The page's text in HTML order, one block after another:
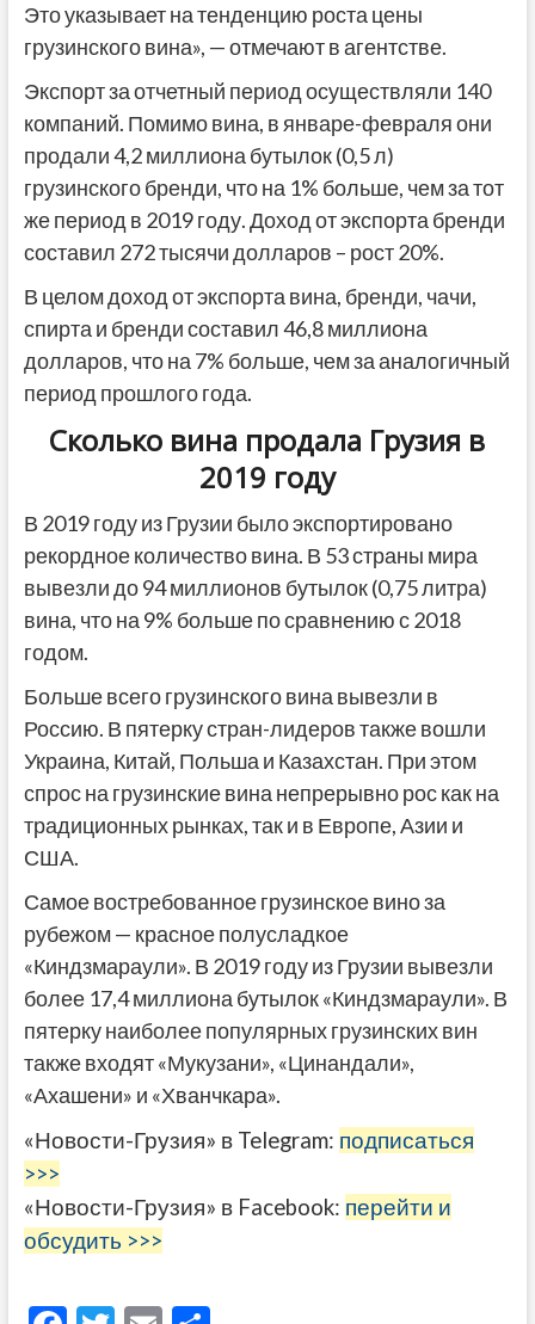
Это указывает на тенденцию роста цены
грузинского вина», — отмечают в агентстве.
Экспорт за отчетный период осуществляли 140
компаний. Помимо вина, в январе-февраля они
продали 4,2 миллиона бутылок (0,5 л)
грузинского бренди, что на 1% больше, чем за тот
же период в 2019 году. Доход от экспорта бренди
составил 272 тысячи долларов – рост 20%.
В целом доход от экспорта вина, бренди, чачи,
спирта и бренди составил 46,8 миллиона
долларов, что на 7% больше, чем за аналогичный
период прошлого года.
Сколько вина продала Грузия в
2019 году
В 2019 году из Грузии было экспортировано
рекордное количество вина. В 53 страны мира
вывезли до 94 миллионов бутылок (0,75 литра)
вина, что на 9% больше по сравнению с 2018
годом.
Больше всего грузинского вина вывезли в
Россию. В пятерку стран-лидеров также вошли
Украина, Китай, Польша и Казахстан. При этом
спрос на грузинские вина непрерывно рос как на
традиционных рынках, так и в Европе, Азии и
США.
Самое востребованное грузинское вино за
рубежом — красное полусладкое
«Киндзмараули». В 2019 году из Грузии вывезли
более 17,4 миллиона бутылок «Киндзмараули». В
пятерку наиболее популярных грузинских вин
также входят «Мукузани», «Цинандали»,
«Ахашени» и «Хванчкара».
«Новости-Грузия» в Telegram: подписаться
>>>
«Новости-Грузия» в Facebook: перейти и
обсудить >>>